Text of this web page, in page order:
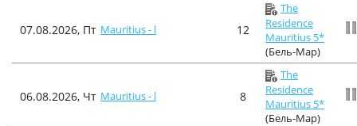
07.08.2026, Пт Mauritius - l 12
The
Residence
Mauritius 5*
(Бель-Мар)
06.08.2026, Чт Mauritius - l 8
The
Residence
Mauritius 5*
(Бель-Мар)